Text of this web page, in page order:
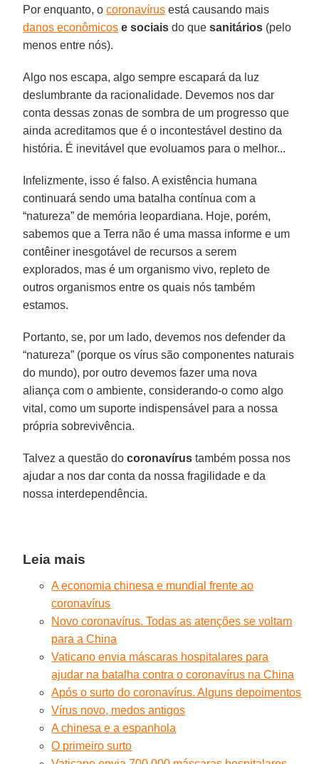
Por enquanto, ocoronavírus está causando mais
danos econômicos e sociais do quesanitários (pelo
menos entre nós).
Algo nos escapa, algo sempre escapará da luz
deslumbrante da racionalidade. Devemos nos dar
conta dessas zonas de sombra de um progresso que
ainda acreditamos que é o incontestável destino da
história. É inevitável que evoluamos para o melhor...
Infelizmente, isso é falso. A existência humana
continuará sendo uma batalha contínua com a
“natureza” de memória leopardiana. Hoje, porém,
sabemos que a Terra não é uma massa informe e um
contêiner inesgotável de recursos a serem
explorados, mas é um organismo vivo, repleto de
outros organismos entre os quais nós também
estamos.
Portanto, se, por um lado, devemos nos defender da
“natureza” (porque os vírus são componentes naturais
do mundo), por outro devemos fazer uma nova
aliança com o ambiente, considerando-o como algo
vital, como um suporte indispensável para a nossa
própria sobrevivência.
Talvez a questão docoronavírus também possa nos
ajudar a nos dar conta da nossa fragilidade e da
nossa interdependência.
Leia mais
A economia chinesa e mundial frente ao
coronavírus
Novo coronavírus. Todas as atenções se voltam
para a China
Vaticano envia máscaras hospitalares para
ajudar na batalha contra o coronavírus na China
Após o surto do coronavírus. Alguns depoimentos
Vírus novo, medos antigos
A chinesa e a espanhola
O primeiro surto